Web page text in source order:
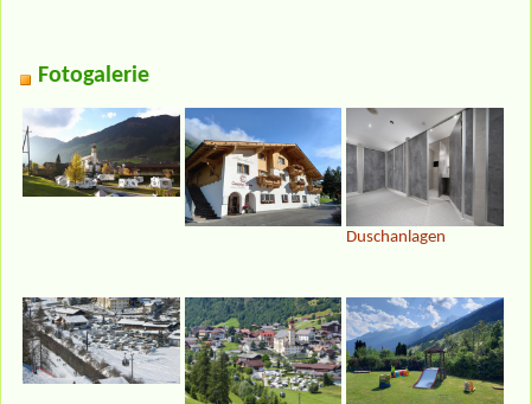
Fotogalerie
Duschanlagen